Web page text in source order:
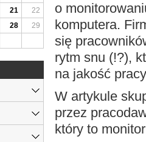
o
komputera.
się
rytm snu (!?),
na jakość
W artykule
przez
który to
21
22
28
29